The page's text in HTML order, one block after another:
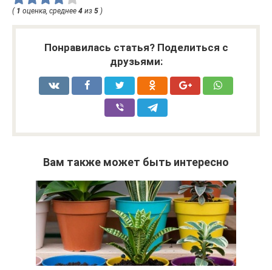
( 1 оценка, среднее 4 из 5 )
Понравилась статья? Поделиться с
друзьями:
Вам также может быть интересно